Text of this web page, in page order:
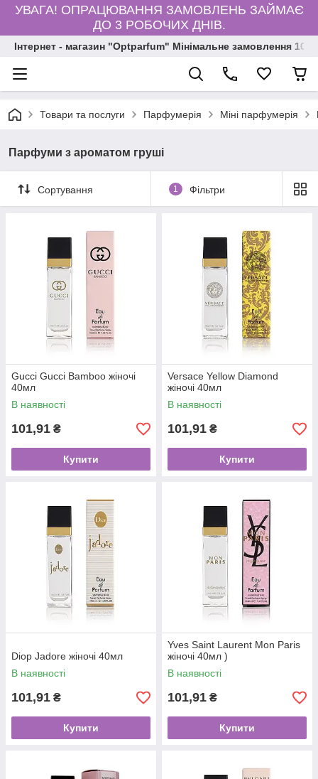
УВАГА! ОПРАЦЮВАННЯ ЗАМОВЛЕНЬ ЗАЙМАЄ
ДО 3 РОБОЧИХ ДНІВ.
Інтернет - магазин "Optparfum" Мінімальне замовлення
Товари та послуги Парфумерія Міні парфумерія
Парфуми з ароматом груші
Сортування 1 Фільтри
Gucci Gucci Bamboo жіночі
40мл
В наявності
101,91 ₴
Купити
Versace Yellow Diamond
жіночі 40мл
В наявності
101,91 ₴
Купити
Dіор Jadore жіночі 40мл
В наявності
101,91 ₴
Купити
Yves Saint Laurent Mon Paris
жіночі 40мл )
В наявності
101,91 ₴
Купити